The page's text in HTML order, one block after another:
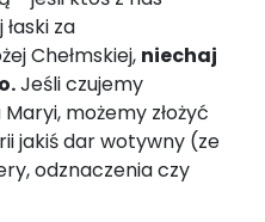
za
Chełmskiej, niechaj
Jeśli czujemy
możemy złożyć
jakiś dar wotywny (ze
odznaczenia czy